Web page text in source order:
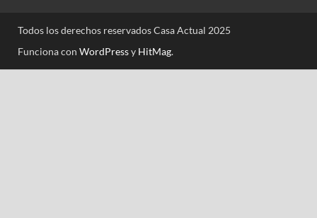
Todos los derechos reservados Casa Actual 2025
Funciona con WordPressy HitMag.